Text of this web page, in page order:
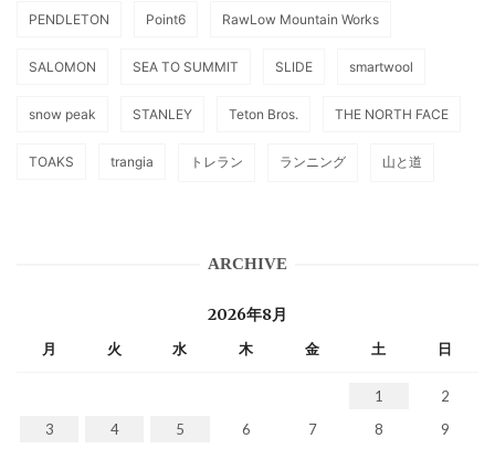
PENDLETON Point6 RawLow Mountain Works
SALOMON SEA TO SUMMIT SLIDE smartwool
snow peak STANLEY Teton Bros. THE NORTH FACE
TOAKS trangia トレラン ランニング 山と道
ARCHIVE
2026年8月
月 火 水 木 金 土 日
1
2
3
4 5 6 7 8
9